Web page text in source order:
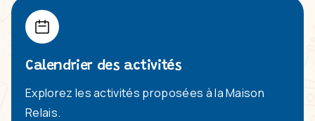
Calendrier des activités
Explorez les activités proposées à la Maison
Relais.